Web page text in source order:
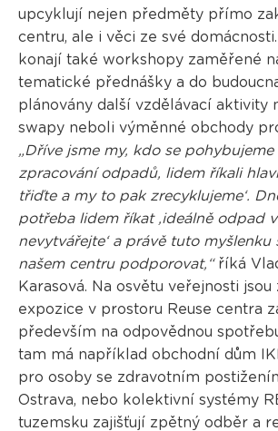
upcyklují nejen předměty přímo
centru, ale i věci ze své
konají také workshopy zaměřené
tematické přednášky a do
plánovány další vzdělávací aktivity
swapy neboli výměnné obchody
„Dříve jsme my, kdo se
zpracování odpadů, lidem říkali
třiďte a my to pak zrecyklujeme‘.
potřeba lidem říkat ‚ideálně odpad
nevytvářejte‘ a právě tuto myšlenku
našem centru podporovat,“říká
Karasová. Na osvětu veřejnosti
expozice v prostoru Reuse centra
především na odpovědnou
tam má například obchodní dům
pro osoby se zdravotním
Ostrava, nebo kolektivní systémy
tuzemsku zajišťují zpětný odběr a